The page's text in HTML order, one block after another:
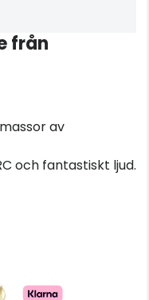
från
av
och fantastiskt ljud.